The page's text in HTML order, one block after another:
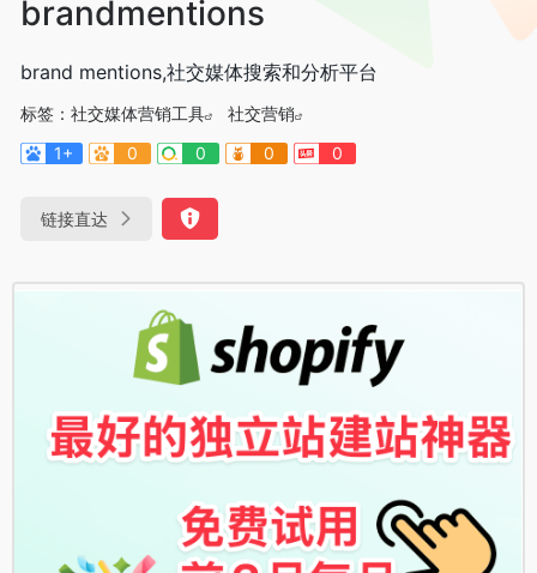
brandmentions
brand mentions,社交媒体搜索和分析平台
标签： 社交媒体营销工具
社交营销
1+
0 0 0 0
链接直达